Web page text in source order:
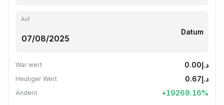
Auf
Datum
War wert د.إ0.00
Heutiger Wert د.إ0.67
Ändern +19269.16%